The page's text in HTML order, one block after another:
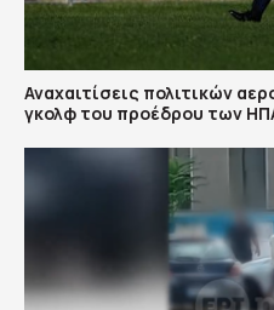
Αναχαιτίσεις πολιτικών
γκολφ του προέδρου των